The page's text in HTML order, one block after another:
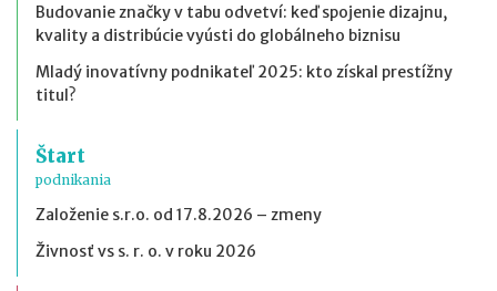
Budovanie značky v tabu odvetví: keď spojenie dizajnu,
kvality a distribúcie vyústi do globálneho biznisu
Mladý inovatívny podnikateľ 2025: kto získal prestížny
titul?
Štart
podnikania
Založenie s.r.o. od 17.8.2026 – zmeny
Živnosť vs s. r. o. v roku 2026